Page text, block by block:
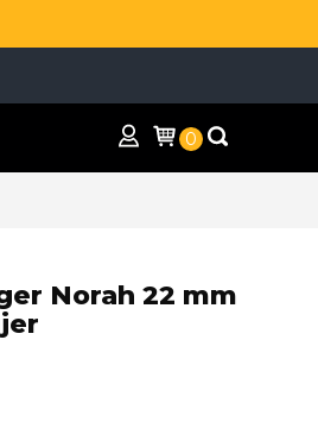
0
Norah 22 mm